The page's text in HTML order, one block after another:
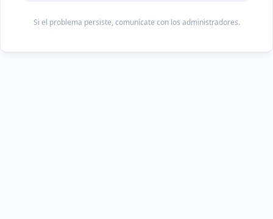
Si el problema persiste, comunícate con los administradores.